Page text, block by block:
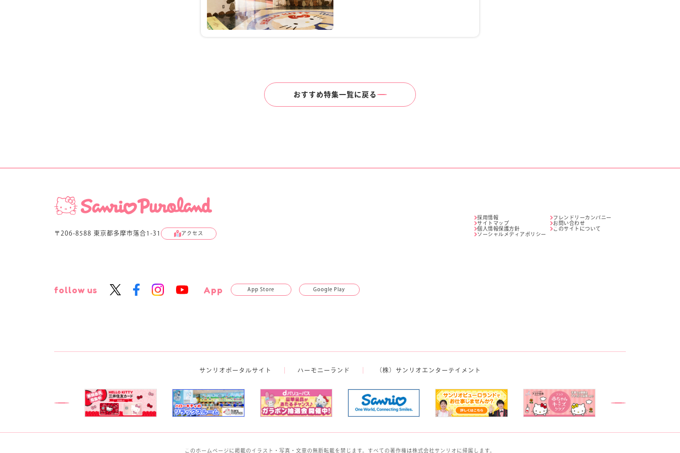
おすすめ特集一覧に戻る
〒206-8588 東京都多摩市落合1-31 アクセス
follow us App App Store Google Play
採用情報
フレンドリーカンパニー
サイトマップ
お問い合わせ
個人情報保護方針
このサイトについて
ソーシャルメディアポリシー
サンリオポータルサイト ハーモニーランド （株）サンリオエンターテイメント
このホームページに掲載のイラスト・写真・文章の無断転載を禁じます。すべての著作権は株式会社サンリオに帰属します。